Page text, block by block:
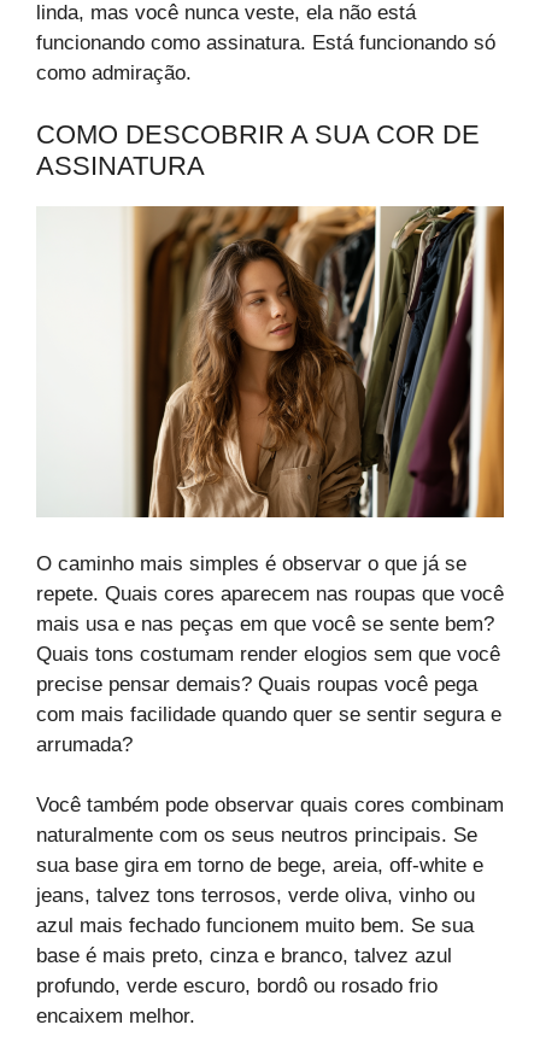
linda, mas você nunca veste, ela não está
funcionando como assinatura. Está funcionando só
como admiração.
COMO DESCOBRIR A SUA COR DE
ASSINATURA
O caminho mais simples é observar o que já se
repete. Quais cores aparecem nas roupas que você
mais usa e nas peças em que você se sente bem?
Quais tons costumam render elogios sem que você
precise pensar demais? Quais roupas você pega
com mais facilidade quando quer se sentir segura e
arrumada?
Você também pode observar quais cores combinam
naturalmente com os seus neutros principais. Se
sua base gira em torno de bege, areia, off-white e
jeans, talvez tons terrosos, verde oliva, vinho ou
azul mais fechado funcionem muito bem. Se sua
base é mais preto, cinza e branco, talvez azul
profundo, verde escuro, bordô ou rosado frio
encaixem melhor.